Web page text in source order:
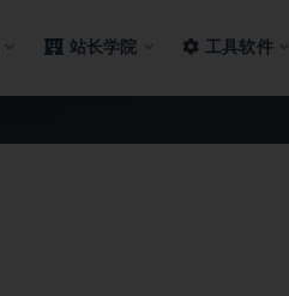
站长学院 工具软件